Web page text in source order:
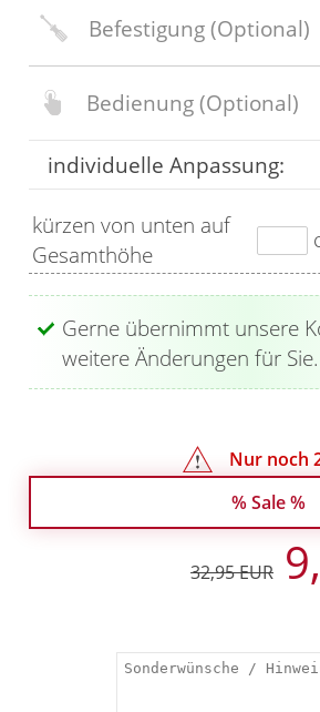
Befestigung(Optional)
Bedienung(Optional)
individuelle Anpassung:
kürzen von unten auf
Gesamthöhe
Gerne übernimmt unsere
weitere Änderungen für Sie.
Nur noch
% Sale %
32,95 EUR